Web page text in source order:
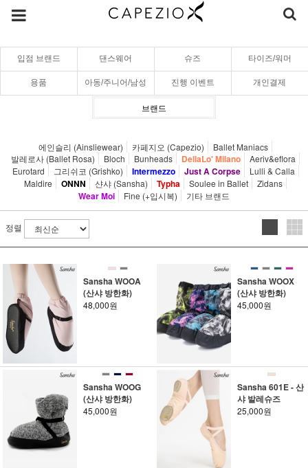
입점 브랜드 댄스웨어 슈즈 타이즈/워머
용품 아동/주니어/남성 진행 이벤트 개인결제
브랜드
에인슬리 (Ainsliewear) 카페지오 (Capezio)
Ballet Maniacs
발레로사 (Ballet Rosa)
Bloch Bunheads DellaLo' Milano
Aeriv&eflora
Eurotard
그리쉬코 (Grishko) Intermezzo Just A Corpse
Lulli & Calla
Maldire
ONNN 샨샤 (Sansha) Typha Soulee in Ballet Zidans
Wear Moi Fine (+입시복) 기타 브랜드
정렬
Sansha WOOA
(산샤 방한화)
48,000원
Sansha WOOX
(산샤 방한화)
45,000원
Sansha WOOG
(산샤 방한화)
45,000원
Sansha 601E - 산
샤 발레슈즈
25,000원